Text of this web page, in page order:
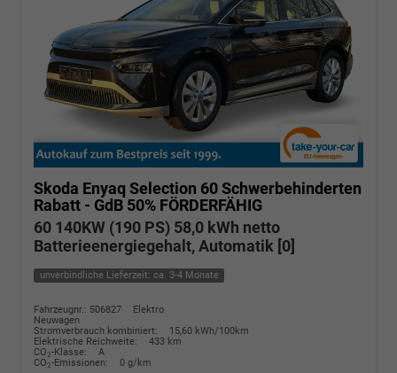
Skoda Enyaq Selection 60 Schwerbehinderten
Rabatt - GdB 50% FÖRDERFÄHIG
60 140KW (190 PS) 58,0 kWh netto
Batterieenergiegehalt, Automatik [0]
unverbindliche Lieferzeit: ca. 3-4 Monate
Fahrzeugnr.: 506827
Elektro
Neuwagen
Stromverbrauch kombiniert:
15,60 kWh/100km
Elektrische Reichweite:
433 km
CO2-Klasse:
A
CO2-Emissionen: 0 g/km